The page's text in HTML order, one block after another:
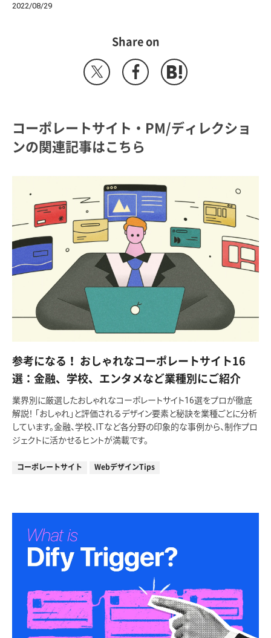
2022/08/29
Share on
コーポレートサイト・PM/ディレクショ
ンの関連記事はこちら
参考になる！ おしゃれなコーポレートサイト16
選：金融、学校、エンタメなど業種別にご紹介
業界別に厳選したおしゃれなコーポレートサイト16選をプロが徹底
解説！ 「おしゃれ」と評価されるデザイン要素と秘訣を業種ごとに分析
しています。金融、学校、ITなど各分野の印象的な事例から、制作プロ
ジェクトに活かせるヒントが満載です。
コーポレートサイト WebデザインTips